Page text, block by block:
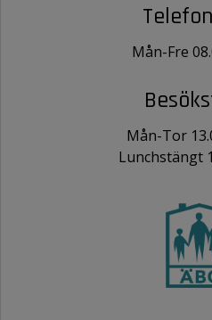
Mån-Fre
Mån-Tor
Lunchstängt